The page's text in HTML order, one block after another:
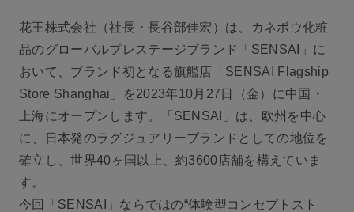
花王株式会社（社長・長谷部佳宏）は、カネボウ化粧
品のグローバルプレステージブランド「SENSAI」に
おいて、ブランド初となる旗艦店「SENSAI Flagship
Store Shanghai」を2023年10月27日（金）に中国・
上海にオープンします。「SENSAI」は、欧州を中心
に、日本発のラグジュアリーブランドとしての地位を
確立し、世界40ヶ国以上、約3600店舗を構えていま
す。
今回「SENSAI」ならではの“体験型コンセプトスト